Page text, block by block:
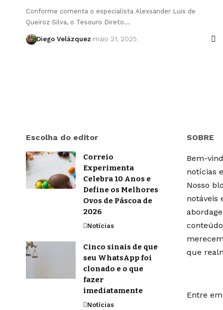
Conforme comenta o especialista Alexsander Luis de
Queiroz Silva, o Tesouro Direto…
Diego Velázquez maio 21, 2025
Escolha do editor
Correio
Experimenta
Celebra 10 Anos e
Define os Melhores
Ovos de Páscoa de
2026
Notícias
Cinco sinais de que
seu WhatsApp foi
clonado e o que
fazer
imediatamente
Notícias
SOBRE
Bem-
notícias
Nosso
notáveis
que
Entre